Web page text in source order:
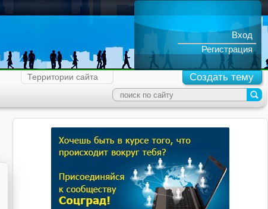
Вход
Регистрация
Территории сайта Создать тему